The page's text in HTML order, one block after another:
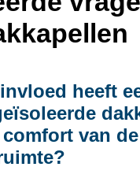
heeft
van de